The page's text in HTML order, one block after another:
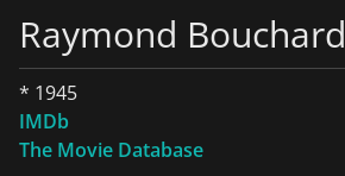
Raymond Bouchard
* 1945
IMDb
The Movie Database